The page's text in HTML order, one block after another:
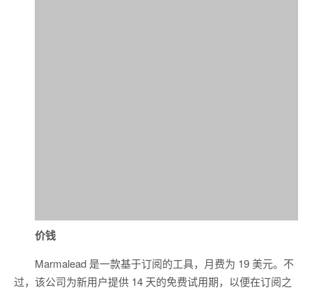
价钱
Marmalead 是一款基于订阅的工具，月费为 19 美元。不
过，该公司为新用户提供 14 天的免费试用期，以便在订阅之